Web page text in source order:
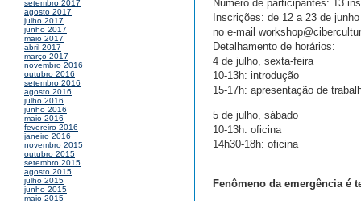
setembro 2017
agosto 2017
julho 2017
junho 2017
maio 2017
abril 2017
março 2017
novembro 2016
outubro 2016
setembro 2016
agosto 2016
julho 2016
junho 2016
maio 2016
fevereiro 2016
janeiro 2016
novembro 2015
outubro 2015
setembro 2015
agosto 2015
julho 2015
junho 2015
maio 2015
Número de participantes: 13
Inscrições: de 12 a 23 de
no e-mail
Detalhamento de horários:
4 de julho, sexta-feira
10-13h: introdução
15-17h: apresentação de
5 de julho, sábado
10-13h: oficina
14h30-18h: oficina
Fenômeno da emergência é